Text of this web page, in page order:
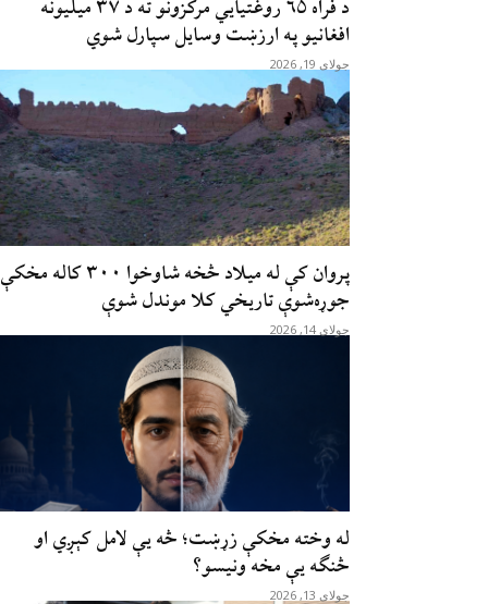
د فراه ۶۵ روغتیايي مرکزونو ته د ۳۷ میلیونه
افغانیو په ارزښت وسایل سپارل شوي
جولای 19, 2026
پروان کې له میلاد څخه شاوخوا ۳۰۰ کاله مخکې
جوړه‌شوې تاریخي کلا موندل شوې
جولای 14, 2026
له وخته مخکې زړښت؛ څه یې لامل کېږي او
څنګه یې مخه ونیسو؟
جولای 13, 2026